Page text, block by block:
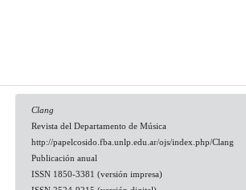
Clang
Revista del Departamento de Música
http://papelcosido.fba.unlp.edu.ar/ojs/index.php/Clang
Publicación anual
ISSN 1850-3381 (versión impresa)